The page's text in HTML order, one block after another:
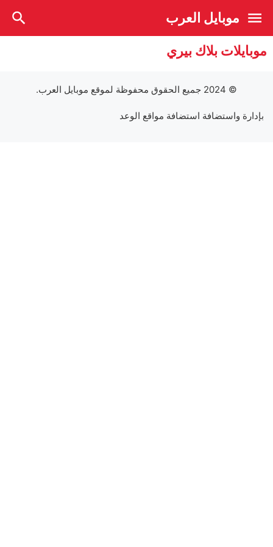
موبايل العرب
موبايلات بلاك بيري
© 2024 جميع الحقوق محفوظة لموقع موبايل العرب.
بإدارة واستضافة استضافة مواقع الوعد